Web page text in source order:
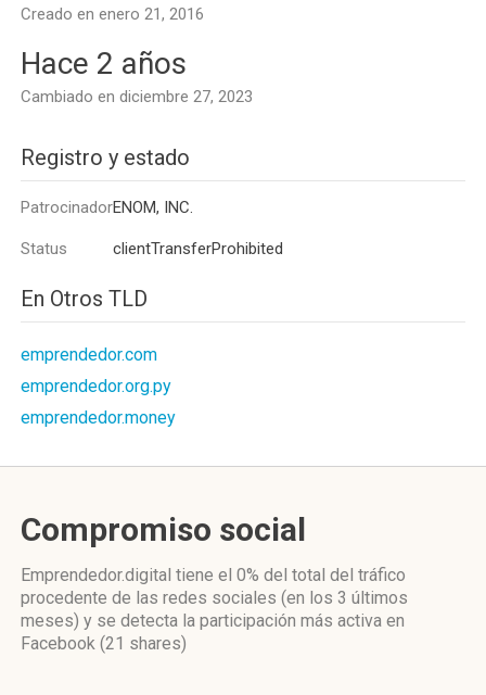
Creado en enero 21, 2016
Hace 2 años
Cambiado en diciembre 27, 2023
Registro y estado
PatrocinadorENOM, INC.
Status clientTransferProhibited
En Otros TLD
emprendedor.com
emprendedor.org.py
emprendedor.money
Compromiso social
Emprendedor.digital tiene el 0% del total del tráfico
procedente de las redes sociales (en los 3 últimos
meses) y se detecta la participación más activa en
Facebook (21 shares)